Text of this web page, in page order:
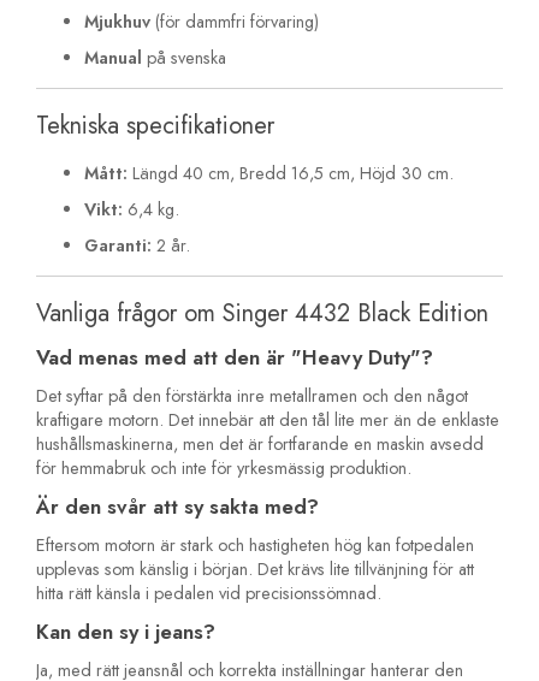
Mjukhuv (för dammfri förvaring)
Manual på svenska
Tekniska specifikationer
Mått: Längd 40 cm, Bredd 16,5 cm, Höjd 30 cm.
Vikt: 6,4 kg.
Garanti: 2 år.
Vanliga frågor om Singer 4432 Black Edition
Vad menas med att den är "Heavy Duty"?
Det syftar på den förstärkta inre metallramen och den något
kraftigare motorn. Det innebär att den tål lite mer än de enklaste
hushållsmaskinerna, men det är fortfarande en maskin avsedd
för hemmabruk och inte för yrkesmässig produktion.
Är den svår att sy sakta med?
Eftersom motorn är stark och hastigheten hög kan fotpedalen
upplevas som känslig i början. Det krävs lite tillvänjning för att
hitta rätt känsla i pedalen vid precisionssömnad.
Kan den sy i jeans?
Ja, med rätt jeansnål och korrekta inställningar hanterar den